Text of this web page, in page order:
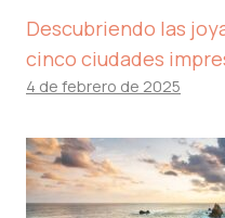
Descubriendo las
cinco ciudades
4 de febrero de 2025